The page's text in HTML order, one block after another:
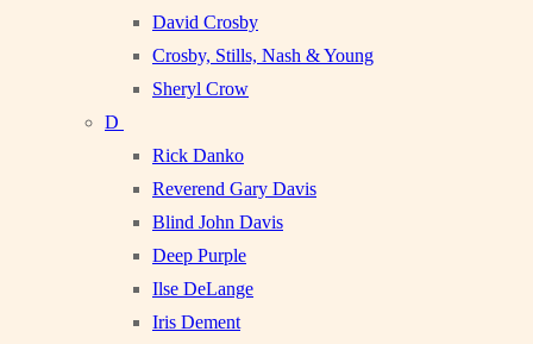
David Crosby
Crosby, Stills, Nash & Young
Sheryl Crow
D
Rick Danko
Reverend Gary Davis
Blind John Davis
Deep Purple
Ilse DeLange
Iris Dement